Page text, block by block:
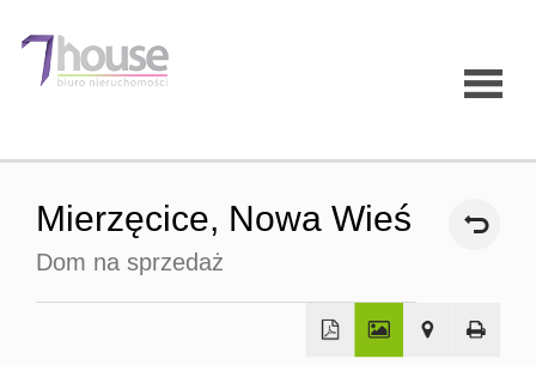
Strona
O firmie
Mierzęcice, Nowa Wieś
Dom na sprzedaż